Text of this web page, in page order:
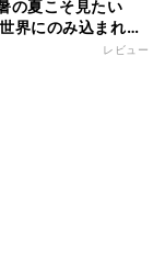
の夏こそ見たい
界にのみ込まれる
レビュー